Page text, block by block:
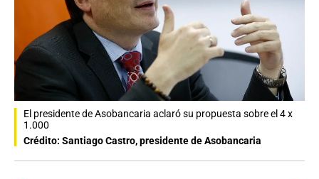
El presidente de Asobancaria aclaró su propuesta sobre el 4 x
1.000
Crédito: Santiago Castro, presidente de Asobancaria